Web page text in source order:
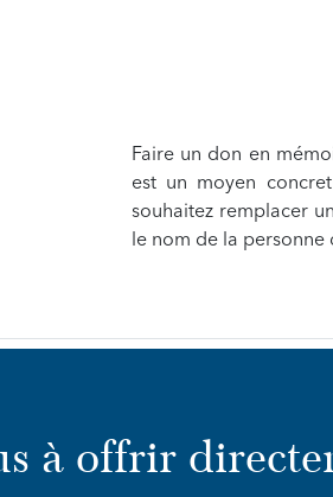
Faire un don en
est un moyen
souhaitez remplacer
le nom de la personne
à offrir